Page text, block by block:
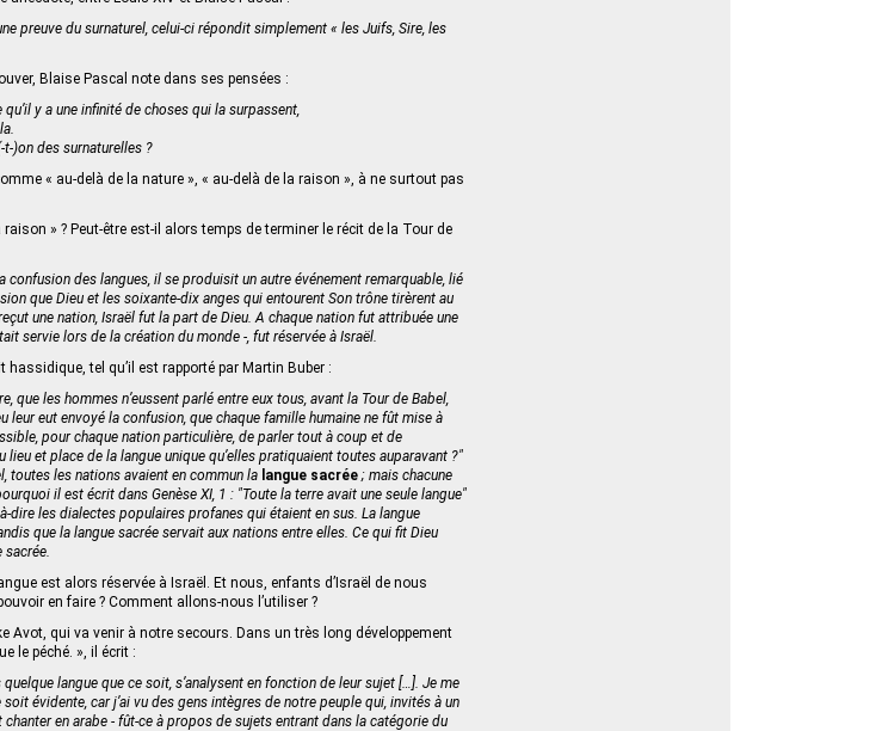
preuve du surnaturel, celui-ci répondit simplement « les Juifs, Sire, les
Blaise Pascal note dans ses pensées :
y a une infinité de choses qui la surpassent,
)on des surnaturelles ?
« au-delà de la nature », « au-delà de la raison », à ne surtout pas
» ? Peut-être est-il alors temps de terminer le récit de la Tour de
des langues, il se produisit un autre événement remarquable, lié
que Dieu et les soixante-dix anges qui entourent Son trône tirèrent au
une nation, Israël fut la part de Dieu. A chaque nation fut attribuée une
servie lors de la création du monde -, fut réservée à Israël.
tel qu’il est rapporté par Martin Buber :
que les hommes n’eussent parlé entre eux tous, avant la Tour de Babel,
leur eut envoyé la confusion, que chaque famille humaine ne fût mise à
pour chaque nation particulière, de parler tout à coup et de
et place de la langue unique qu’elles pratiquaient toutes auparavant ?"
toutes les nations avaient en commun la langue sacrée ; mais chacune
il est écrit dans Genèse XI, 1 : "Toute la terre avait une seule langue"
dire les dialectes populaires profanes qui étaient en sus. La langue
que la langue sacrée servait aux nations entre elles. Ce qui fit Dieu
sacrée.
est alors réservée à Israël. Et nous, enfants d’Israël de nous
en faire ? Comment allons-nous l’utiliser ?
Avot, qui va venir à notre secours. Dans un très long développement
le péché. », il écrit :
langue que ce soit, s’analysent en fonction de leur sujet […]. Je me
évidente, car j’ai vu des gens intègres de notre peuple qui, invités à un
en arabe - fût-ce à propos de sujets entrant dans la catégorie du